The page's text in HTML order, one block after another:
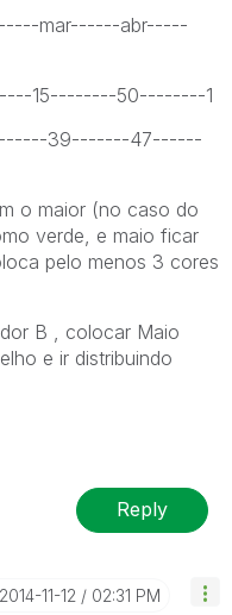
abr-----
15--------50--------1
39-------47------
o maior (no caso do
verde, e maio ficar
pelo menos 3 cores
B , colocar Maio
e ir distribuindo
Reply
‎2014-11-12 02:31 PM